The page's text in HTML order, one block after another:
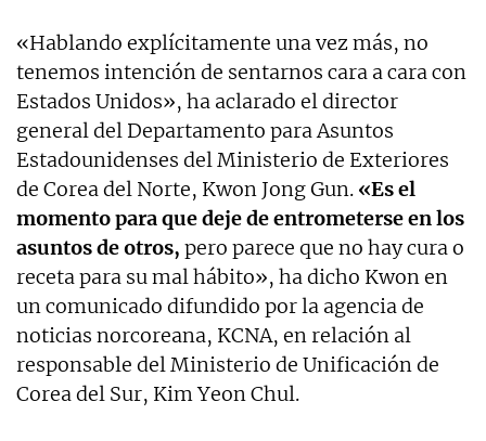
«Hablando explícitamente una vez más, no
tenemos intención de sentarnos cara a cara con
Estados Unidos», ha aclarado el director
general del Departamento para Asuntos
Estadounidenses del Ministerio de Exteriores
de Corea del Norte, Kwon Jong Gun. «Es el
momento para que deje de entrometerse en los
asuntos de otros, pero parece que no hay cura o
receta para su mal hábito», ha dicho Kwon en
un comunicado difundido por la agencia de
noticias norcoreana, KCNA, en relación al
responsable del Ministerio de Unificación de
Corea del Sur, Kim Yeon Chul.